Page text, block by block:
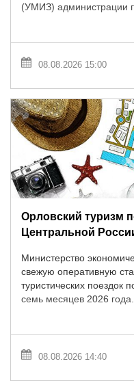
(УМИЗ) администрации
08.08.2026 15:00
Орловский туризм
Центральной
Министерство
свежую оперативную
туристических поездок
семь месяцев 2026
08.08.2026 14:40